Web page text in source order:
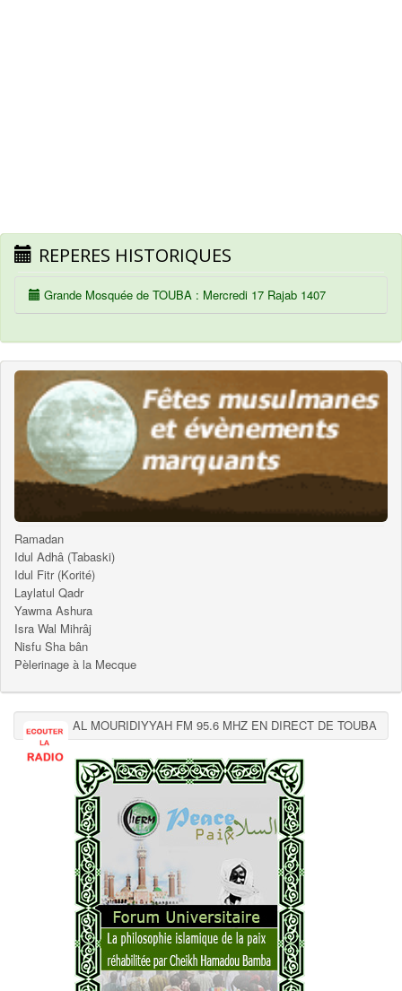
REPERES HISTORIQUES
Grande Mosquée de TOUBA : Mercredi 17 Rajab 1407
Ramadan
Idul Adhâ (Tabaski)
Idul Fitr (Korité)
Laylatul Qadr
Yawma Ashura
Isra Wal Mihrâj
Nisfu Sha bân
Pèlerinage à la Mecque
AL MOURIDIYYAH FM 95.6 MHZ EN DIRECT DE TOUBA